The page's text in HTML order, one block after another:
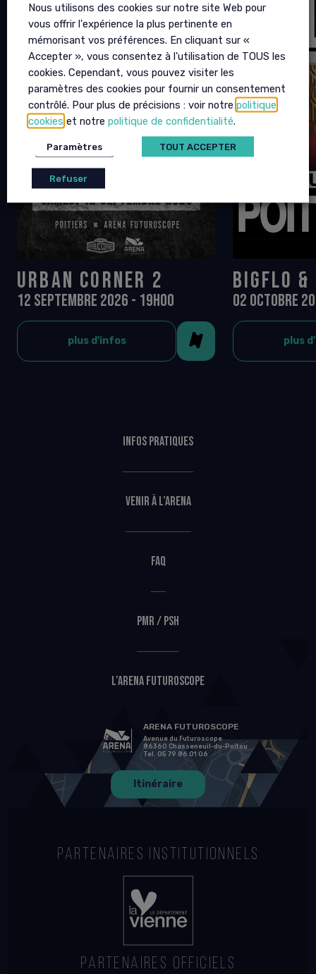
URBAN CORNER 2
12 SEPTEMBRE 2026 - 19H00
plus d'infos
BIGFLO
02 OCTOBRE
plus
Infos pratiques
Venir à l’Arena
FAQ
PMR / PSH
L’Arena Futuroscope
ARENA FUTUROSCOPE
Avenue du Futuroscope
86360 Chasseneuil-du-Poitou
Tel. 05 79 86 01 06
Itinéraire
PARTENAIRES INSTITUTIONNELS
PARTENAIRES OFFICIELS
Nous utilisons des cookies sur notre site Web pour
vous offrir l'expérience la plus pertinente en
mémorisant vos préférences. En cliquant sur «
Accepter », vous consentez à l'utilisation de TOUS les
cookies. Cependant, vous pouvez visiter les
paramètres des cookies pour fournir un consentement
contrôlé. Pour plus de précisions : voir notre politique
cookies et notre politique de confidentialité.
Paramètres TOUT ACCEPTER
Refuser